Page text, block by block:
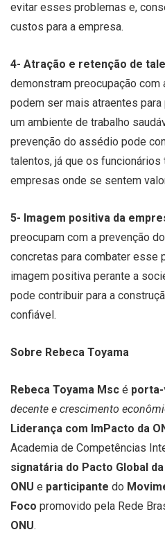
evitar esses problemas e,
custos para a empresa.
4- Atração e retenção de
demonstram preocupação
podem ser mais atraentes
um ambiente de trabalho
prevenção do assédio pode
talentos, já que os funcionários
empresas onde se sentem
5- Imagem positiva da
preocupam com a prevenção
concretas para combater esse
imagem positiva perante a
pode contribuir para a
confiável.
Sobre Rebeca Toyama
Rebeca Toyama Msc é porta-
decente e crescimento
Liderança com ImPacto da
Academia de Competências
signatária do Pacto Global da
ONU e participante do
Foco promovido pela Rede
ONU.